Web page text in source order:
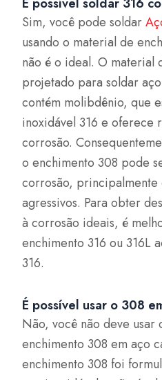
Sim, você pode soldar
usando o material de
não é o ideal. O material
projetado para soldar
contém molibdênio, que
inoxidável 316 e oferece
corrosão.
o enchimento 308 pode
corrosão, principalmente
agressivos. Para obter
à corrosão ideais, é
enchimento 316 ou 316L
316.
É possível usar o 308
Não, você não deve usar
enchimento 308 em aço
enchimento 308 foi